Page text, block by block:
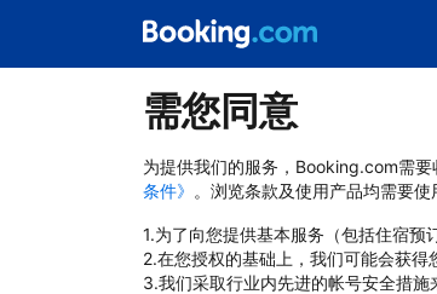
需您同意
为提供我们的服务，Booking.com需
条件》 。浏览条款及使用产品均需要
1.为了向您提供基本服务（包括住宿预
2.在您授权的基础上，我们可能会获
3.我们采取行业内先进的帐号安全措施